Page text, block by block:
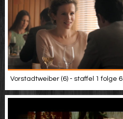
Vorstadtweiber (6) - staffel 1 folge 6